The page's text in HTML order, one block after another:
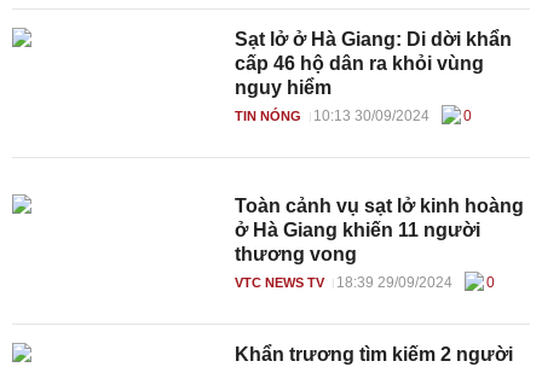
Sạt lở ở Hà Giang: Di dời khẩn
cấp 46 hộ dân ra khỏi vùng
nguy hiểm
TIN NÓNG 10:13 30/09/2024 0
Toàn cảnh vụ sạt lở kinh hoàng
ở Hà Giang khiến 11 người
thương vong
VTC NEWS TV 18:39 29/09/2024 0
Khẩn trương tìm kiếm 2 người